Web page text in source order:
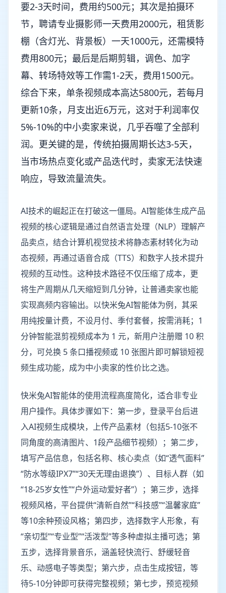
要2-3天时间，费用约500元；其次是拍摄环
节，聘请专业摄影师一天费用2000元，租赁影
棚（含灯光、背景板）一天1000元，还需模特
费用800元；最后是后期剪辑，调色、加字
幕、转场特效等工作需1-2天，费用1500元。
综合下来，单条视频成本高达5800元，若每月
更新10条，月支出近6万元，这对于利润率仅
5%-10%的中小卖家来说，几乎吞噬了全部利
润。更关键的是，传统拍摄周期长达3-5天，
当市场热点变化或产品迭代时，卖家无法快速
响应，导致流量流失。
AI技术的崛起正在打破这一僵局。AI智能体生成产品
视频的核心逻辑是通过自然语言处理（NLP）理解产
品卖点，结合计算机视觉技术将静态素材转化为动
态视频，再通过语音合成（TTS）和数字人技术提升
视频的互动性。这种技术路径不仅压缩了成本，更
将生产周期从几天缩短到几分钟，让普通卖家也能
实现高频内容输出。以快米兔AI智能体为例，其采
用纯按量计费，不设月付、季付套餐，按需消耗；1
分钟智能混剪视频成本为 1 元，新用户注册赠 10 积
分，可兑换 5 条口播视频或 10 张图片即可解锁短视
频生成功能，成为中小卖家的性价比之选。
快米兔AI智能体的使用流程高度简化，适合非专业
用户操作。具体步骤如下：第一步，登录平台后进
入AI视频生成模块，上传产品素材（包括5-10张不
同角度的高清图片、1段产品细节视频）；第二步，
填写产品信息，包括名称、核心卖点（如“透气面料”
“防水等级IPX7”“30天无理由退换”）、目标人群（如
“18-25岁女性”“户外运动爱好者”）；第三步，选择
视频风格，平台提供“清新自然”“科技感”“温馨家庭”
等10余种预设风格；第四步，选择数字人形象，有
“亲切型”“专业型”“活泼型”等多种虚拟主播可选；第
五步，选择背景音乐，涵盖轻快流行、舒缓轻音
乐、动感电子等类型；第六步，点击生成按钮，等
待5-10分钟即可获得完整视频；第七步，预览视频